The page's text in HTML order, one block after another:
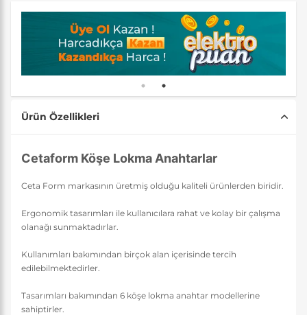
Ürün Özellikleri
Cetaform Köşe Lokma Anahtarlar
Ceta Form markasının üretmiş olduğu kaliteli ürünlerden biridir.
Ergonomik tasarımları ile kullanıcılara rahat ve kolay bir çalışma
olanağı sunmaktadırlar.
Kullanımları bakımından birçok alan içerisinde tercih
edilebilmektedirler.
Tasarımları bakımından 6 köşe lokma anahtar modellerine
sahiptirler.